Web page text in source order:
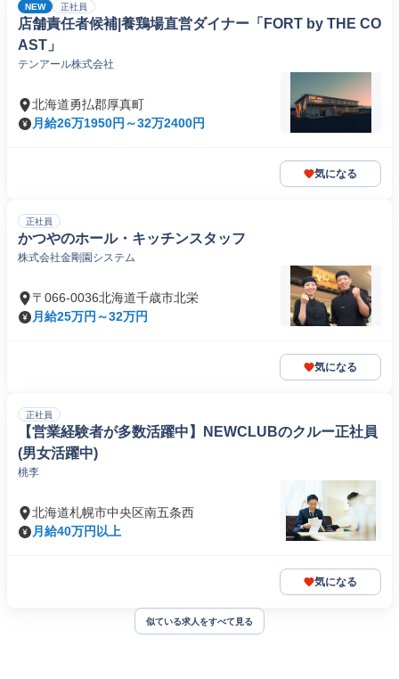
NEW 正社員
店舗責任者候補|養鶏場直営ダイナー「FORT by THE CO
AST」
テンアール株式会社
北海道勇払郡厚真町
月給26万1950円～32万2400円
気になる
正社員
かつやのホール・キッチンスタッフ
株式会社金剛園システム
〒066-0036北海道千歳市北栄
月給25万円～32万円
気になる
正社員
【営業経験者が多数活躍中】NEWCLUBのクルー正社員
(男女活躍中)
桃李
北海道札幌市中央区南五条西
月給40万円以上
気になる
似ている求人をすべて見る